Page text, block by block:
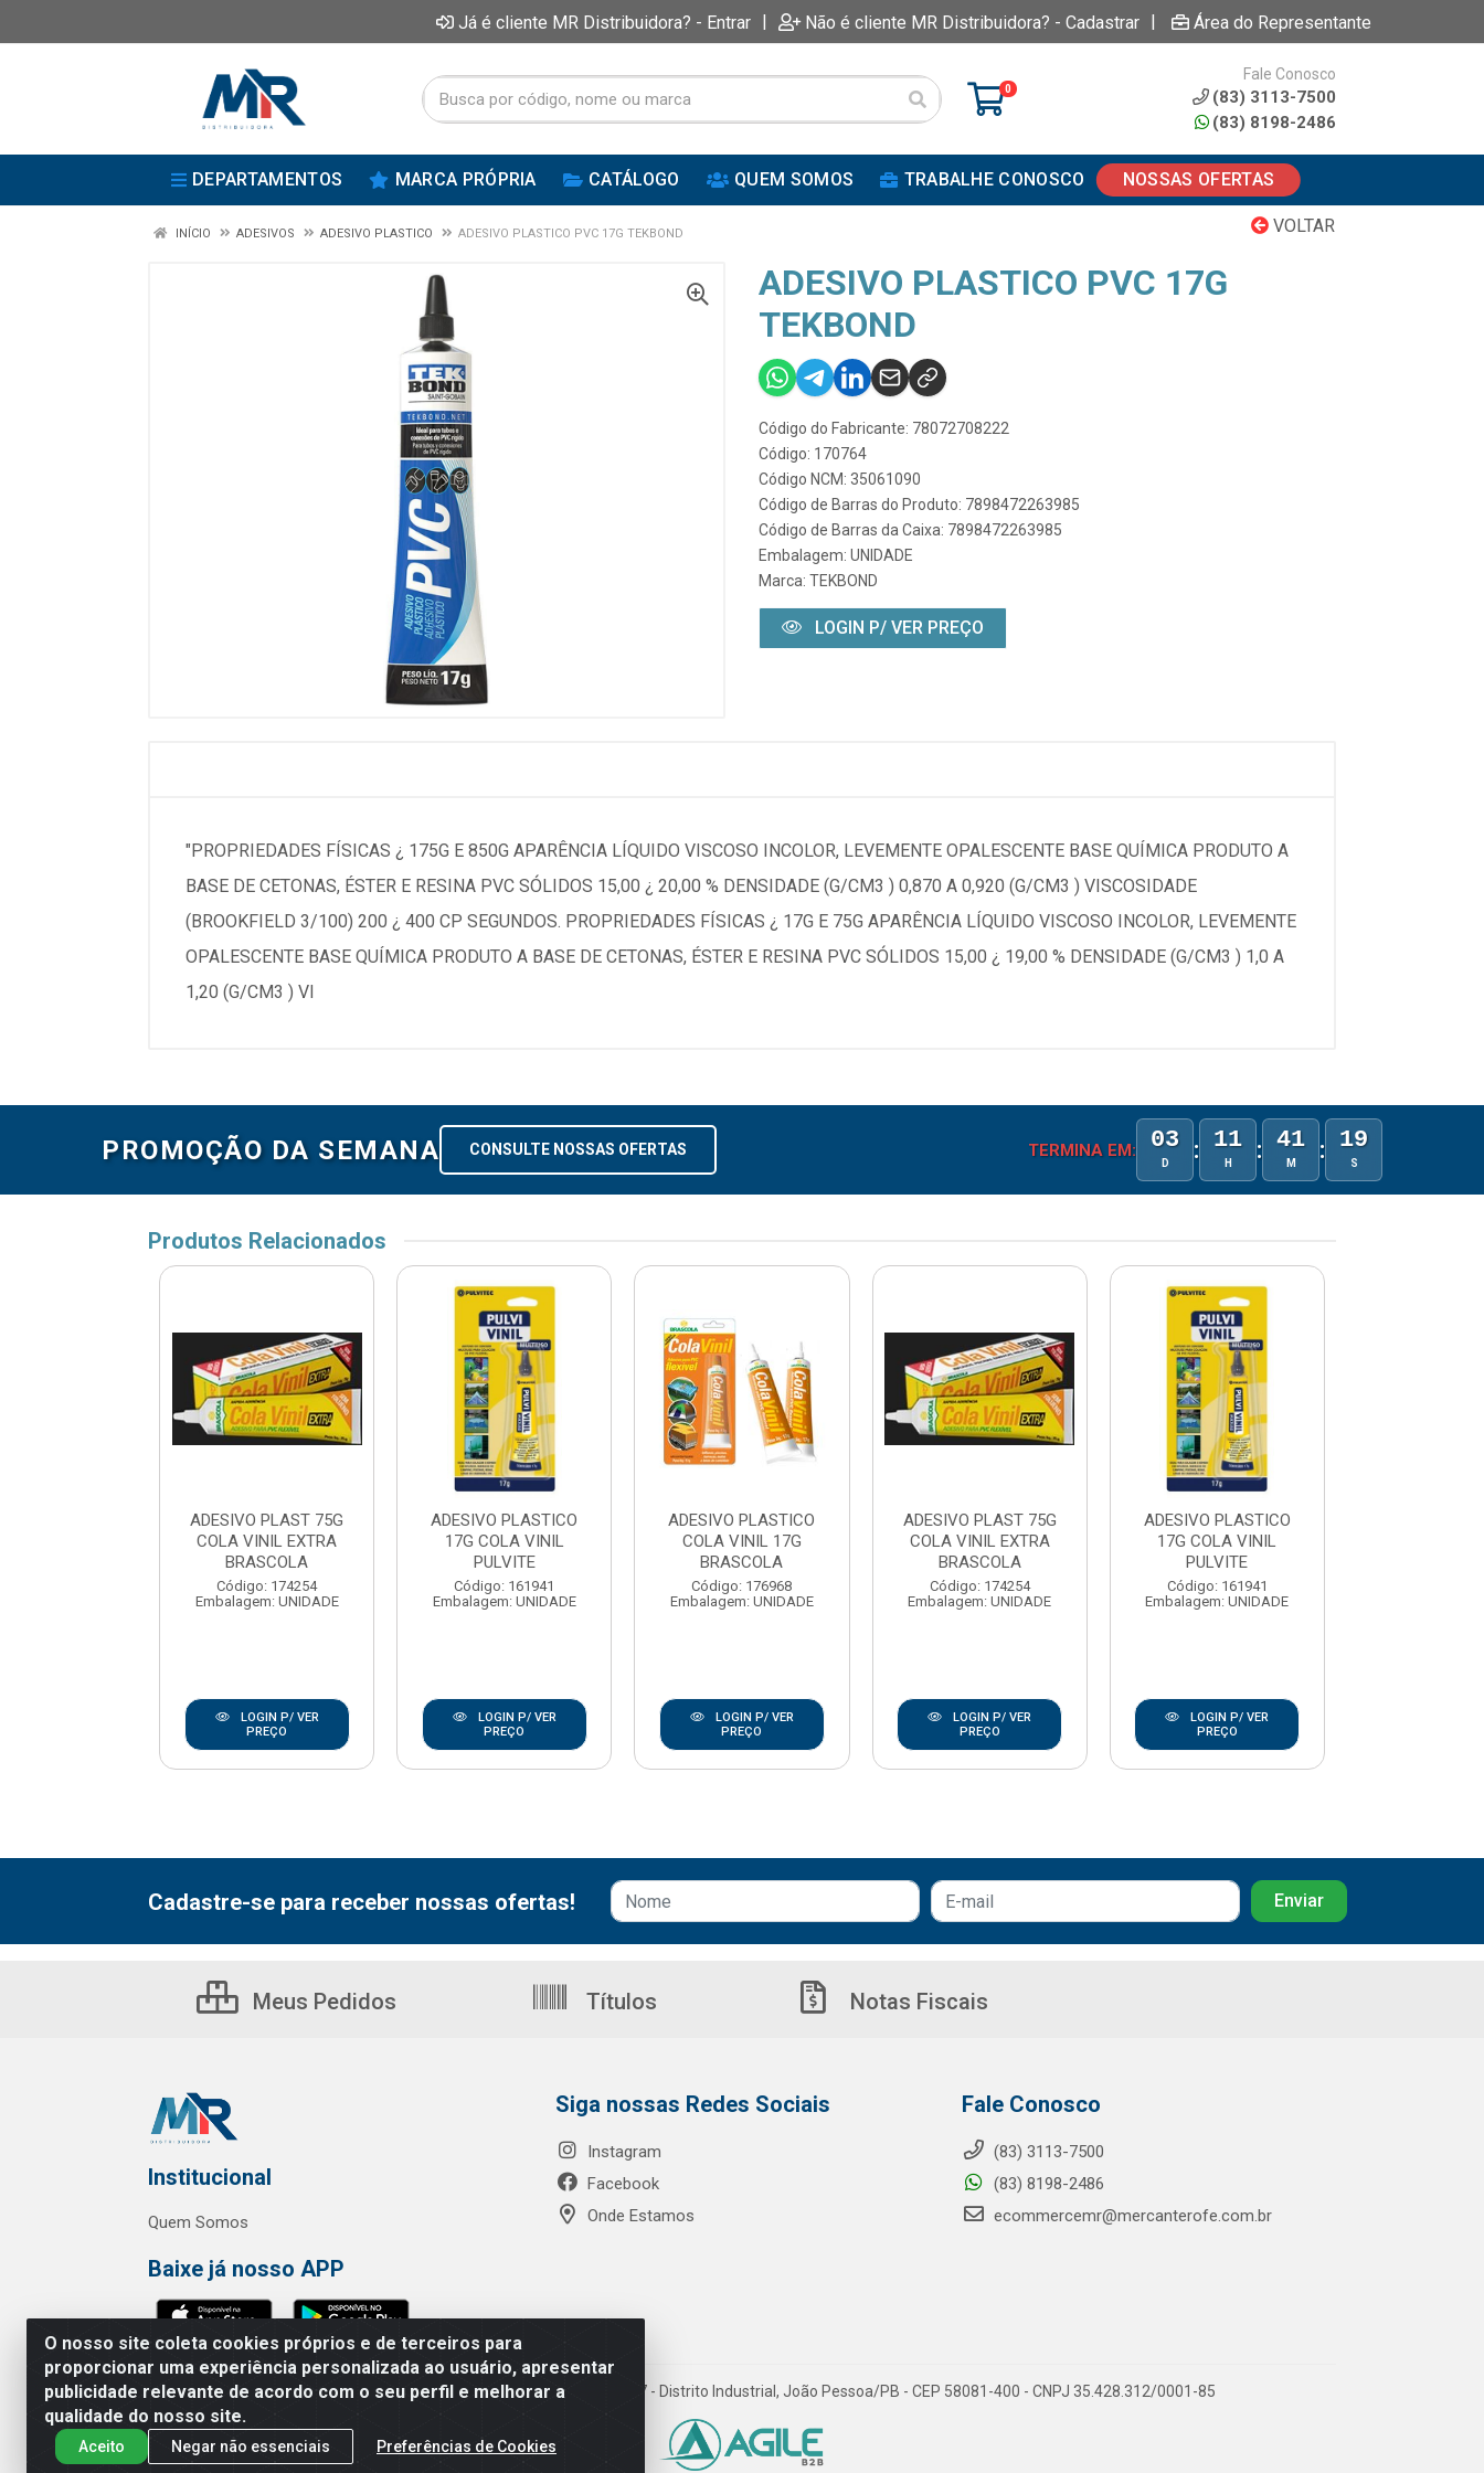
Já é cliente MR Distribuidora? - Entrar | Não é cliente MR Distribuidora? - Cadastrar | Área do Representante
0
Fale Conosco
(83) 3113-7500
(83) 8198-2486
DEPARTAMENTOS MARCA PRÓPRIA CATÁLOGO QUEM SOMOS TRABALHE CONOSCO NOSSAS OFERTAS
VOLTAR
INÍCIO ADESIVOS ADESIVO PLASTICO ADESIVO PLASTICO PVC 17G TEKBOND
ADESIVO PLASTICO PVC 17G
TEKBOND
Código do Fabricante: 78072708222
Código: 170764
Código NCM: 35061090
Código de Barras do Produto: 7898472263985
Código de Barras da Caixa: 7898472263985
Embalagem: UNIDADE
Marca: TEKBOND
LOGIN P/ VER PREÇO
"PROPRIEDADES FÍSICAS ¿ 175G E 850G APARÊNCIA LÍQUIDO VISCOSO INCOLOR, LEVEMENTE OPALESCENTE BASE QUÍMICA PRODUTO A
BASE DE CETONAS, ÉSTER E RESINA PVC SÓLIDOS 15,00 ¿ 20,00 % DENSIDADE (G/CM3 ) 0,870 A 0,920 (G/CM3 ) VISCOSIDADE
(BROOKFIELD 3/100) 200 ¿ 400 CP SEGUNDOS. PROPRIEDADES FÍSICAS ¿ 17G E 75G APARÊNCIA LÍQUIDO VISCOSO INCOLOR, LEVEMENTE
OPALESCENTE BASE QUÍMICA PRODUTO A BASE DE CETONAS, ÉSTER E RESINA PVC SÓLIDOS 15,00 ¿ 19,00 % DENSIDADE (G/CM3 ) 1,0 A
1,20 (G/CM3 ) VI
PROMOÇÃO DA SEMANA CONSULTE NOSSAS OFERTAS TERMINA EM: 03
D : 11
H : 41
M : 19
S
Produtos Relacionados
ADESIVO PLAST 75G
COLA VINIL EXTRA
BRASCOLA
Código: 174254
Embalagem: UNIDADE
LOGIN P/ VER
PREÇO
ADESIVO PLASTICO
17G COLA VINIL
PULVITE
Código: 161941
Embalagem: UNIDADE
LOGIN P/ VER
PREÇO
ADESIVO PLASTICO
COLA VINIL 17G
BRASCOLA
Código: 176968
Embalagem: UNIDADE
LOGIN P/ VER
PREÇO
ADESIVO PLAST 75G
COLA VINIL EXTRA
BRASCOLA
Código: 174254
Embalagem: UNIDADE
LOGIN P/ VER
PREÇO
ADESIVO PLASTICO
17G COLA VINIL
PULVITE
Código: 161941
Embalagem: UNIDADE
LOGIN P/ VER
PREÇO
O nosso site coleta cookies próprios e de terceiros para
proporcionar uma experiência personalizada ao usuário, apresentar
publicidade relevante de acordo com o seu perfil e melhorar a
qualidade do nosso site.
Aceito Negar não essenciais Preferências de Cookies
Cadastre-se para receber nossas ofertas!
Meus Pedidos Títulos Notas Fiscais
Institucional
Quem Somos
Baixe já nosso APP
Siga nossas Redes Sociais
Instagram
Facebook
Onde Estamos
Fale Conosco
(83) 3113-7500
(83) 8198-2486
ecommercemr@mercanterofe.com.br
MR Distribuidora - Rua Hortêncio Ribeiro de Luna, 3777 - Distrito Industrial, João Pessoa/PB - CEP 58081-400 - CNPJ 35.428.312/0001-85